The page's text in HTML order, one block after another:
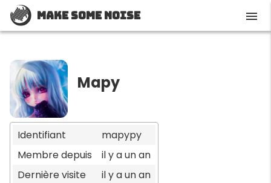
Make Some Noise menu
Mapy
Identifiant
mapypy
Membre depuis
il y a un an
Dernière visite
il y a un an